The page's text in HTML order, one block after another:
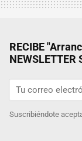
RECIBE
NEWSLETTER
Suscribiéndote